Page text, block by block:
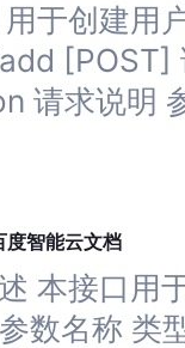
用于创建
[POST]
请求说明
度智能云文档
本接口用
数名称 类